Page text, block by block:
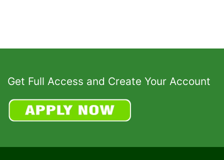
Get Full Access and Create Your Account